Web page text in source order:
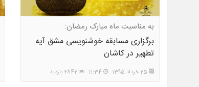
به مناسبت ماه مبارک رمضان:
برگزاری مسابقه خوشنویسی مشق آیه
تطهیر در کاشان